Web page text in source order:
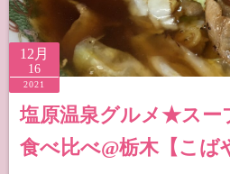
12月
16
2021
塩原温泉グルメ★スー
食べ比べ@栃木【こば